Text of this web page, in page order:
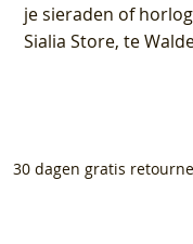
je sieraden of
Sialia Store, te
30 dagen gratis